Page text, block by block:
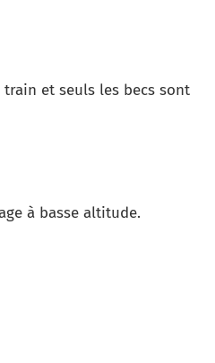
train et seuls les becs sont
à basse altitude.